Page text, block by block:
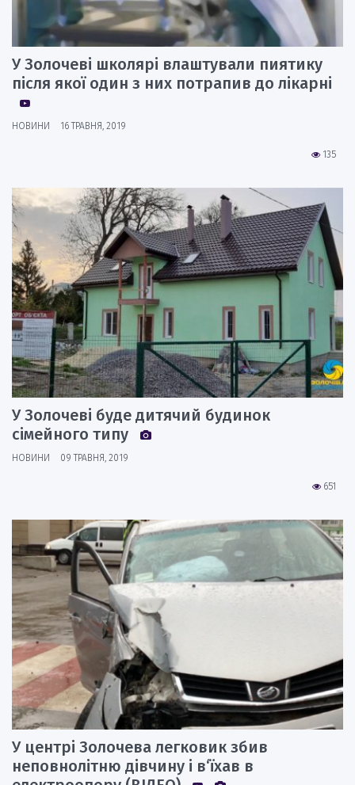
У Золочеві школярі влаштували пиятику
після якої один з них потрапив до лікарні
НОВИНИ 16 ТРАВНЯ, 2019
135
У Золочеві буде дитячий будинок
сімейного типу
НОВИНИ 09 ТРАВНЯ, 2019
651
У центрі Золочева легковик збив
неповнолітню дівчину і в‘їхав в